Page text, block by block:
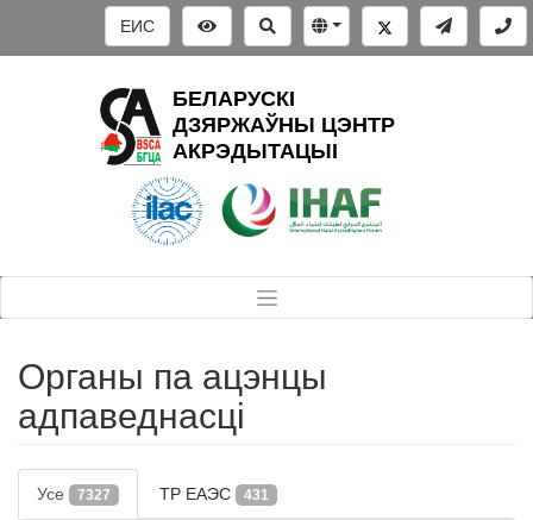
ЕИС
БЕЛАРУСКІ
ДЗЯРЖАЎНЫ ЦЭНТР
АКРЭДЫТАЦЫІ
Органы па ацэнцы
адпаведнасці
Усе 7327 ТР ЕАЭС 431